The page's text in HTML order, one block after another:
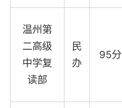
温州第
二高级
中学复
读部
民
办
95分